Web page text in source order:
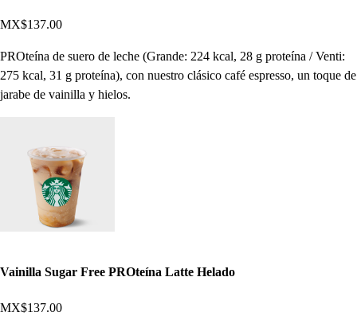
MX$137.00
PROteína de suero de leche (Grande: 224 kcal, 28 g proteína / Venti:
275 kcal, 31 g proteína), con nuestro clásico café espresso, un toque de
jarabe de vainilla y hielos.
Vainilla Sugar Free PROteína Latte Helado
MX$137.00